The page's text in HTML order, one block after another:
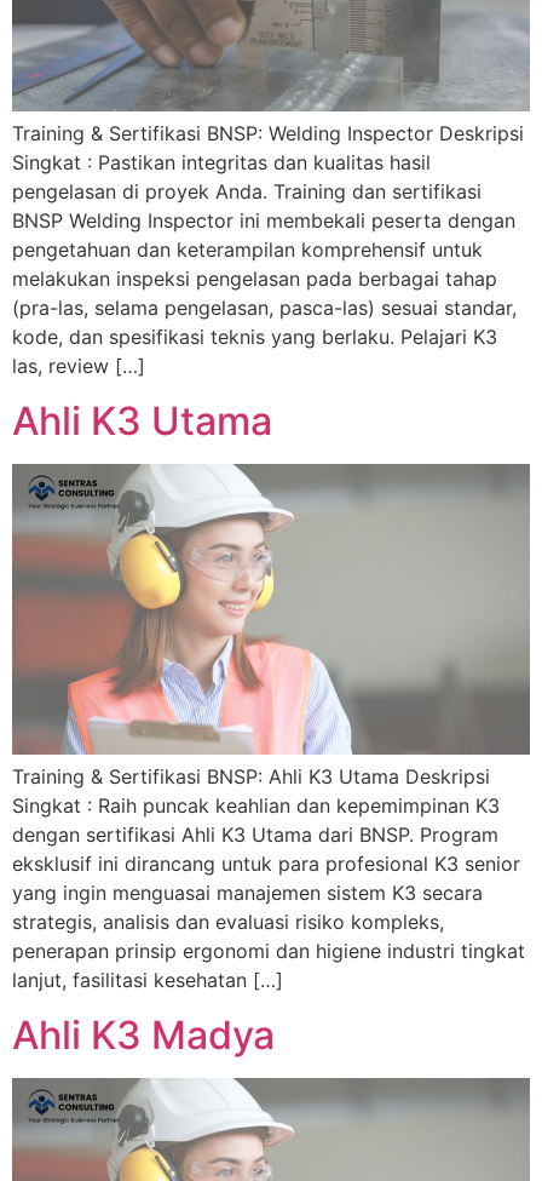
Training & Sertifikasi BNSP: Welding Inspector Deskripsi
Singkat : Pastikan integritas dan kualitas hasil
pengelasan di proyek Anda. Training dan sertifikasi
BNSP Welding Inspector ini membekali peserta dengan
pengetahuan dan keterampilan komprehensif untuk
melakukan inspeksi pengelasan pada berbagai tahap
(pra-las, selama pengelasan, pasca-las) sesuai standar,
kode, dan spesifikasi teknis yang berlaku. Pelajari K3
las, review […]
Ahli K3 Utama
Training & Sertifikasi BNSP: Ahli K3 Utama Deskripsi
Singkat : Raih puncak keahlian dan kepemimpinan K3
dengan sertifikasi Ahli K3 Utama dari BNSP. Program
eksklusif ini dirancang untuk para profesional K3 senior
yang ingin menguasai manajemen sistem K3 secara
strategis, analisis dan evaluasi risiko kompleks,
penerapan prinsip ergonomi dan higiene industri tingkat
lanjut, fasilitasi kesehatan […]
Ahli K3 Madya